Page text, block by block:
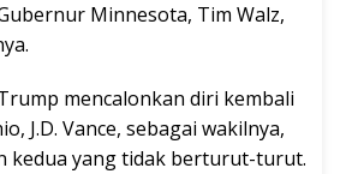
Minnesota, Tim Walz,
mencalonkan diri kembali
J.D. Vance, sebagai wakilnya,
kedua yang tidak berturut-turut.